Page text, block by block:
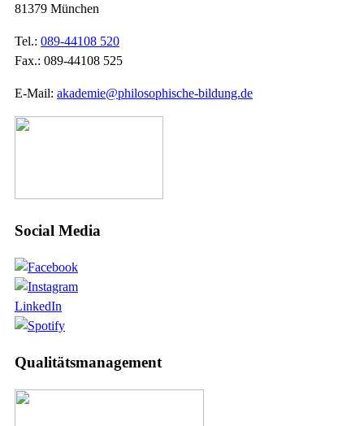
81379 München
Tel.: 089-44108 520
Fax.: 089-44108 525
E-Mail: akademie@philosophische-bildung.de
Social Media
LinkedIn
Qualitätsmanagement